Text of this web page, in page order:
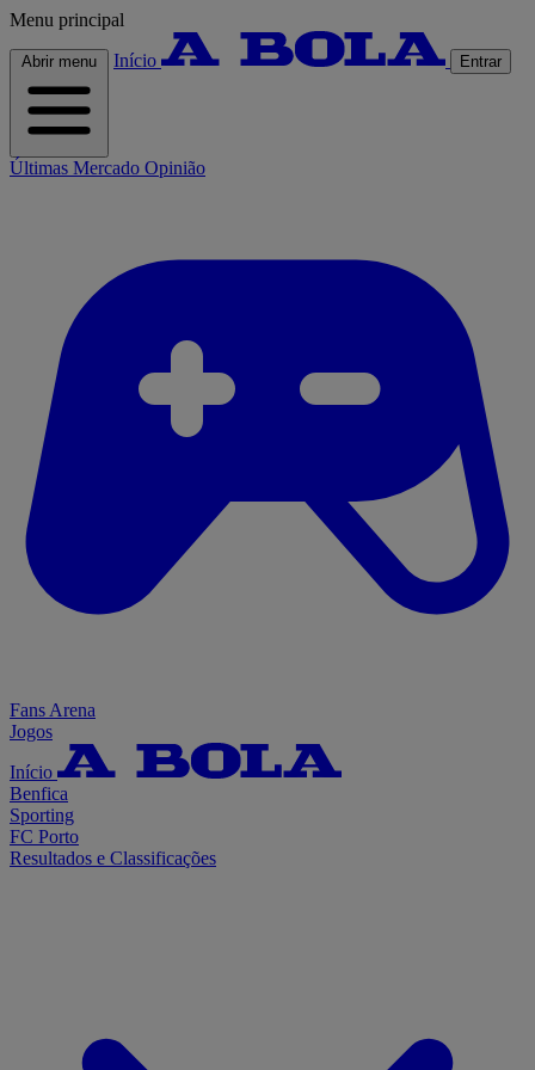
Menu principal
Abrir menu Início Entrar
Últimas Mercado Opinião
Fans Arena
Jogos
Início
Benfica
Sporting
FC Porto
Resultados e Classificações